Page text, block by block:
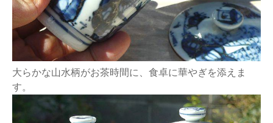
大らかな山水柄がお茶時間に、食卓に華やぎを添えま
す。